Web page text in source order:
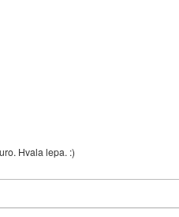
Hvala lepa. :)